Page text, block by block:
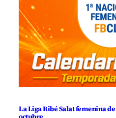
La Liga Ribé Salat femenina